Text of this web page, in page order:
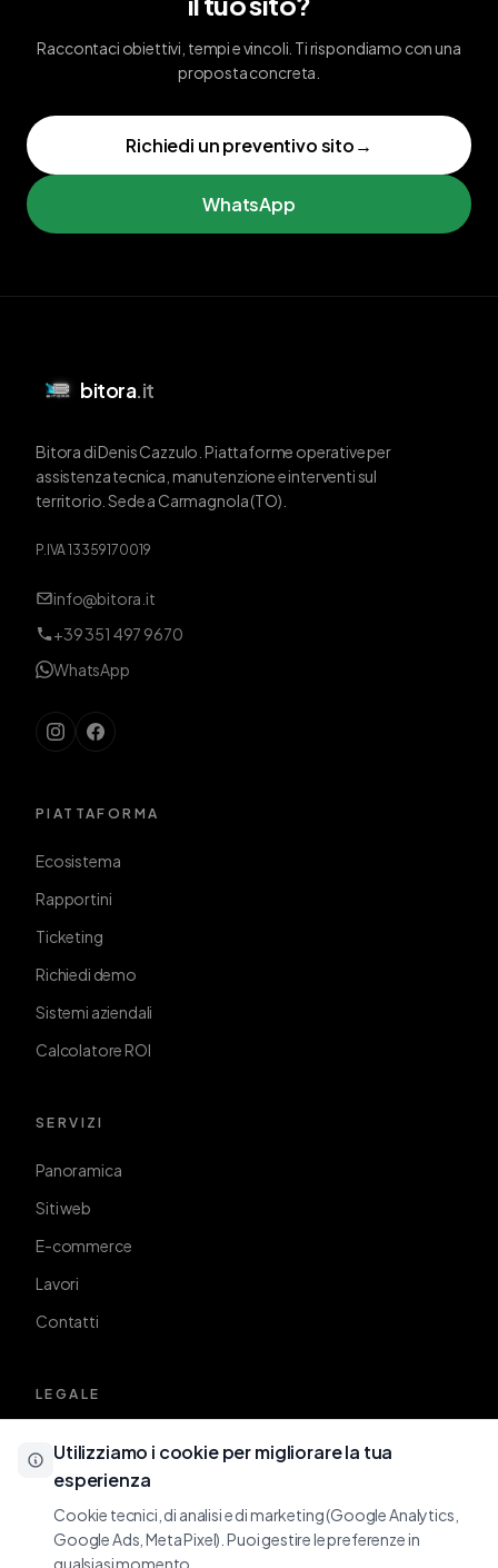
Raccontaci obiettivi, tempi e vincoli. Ti rispondiamo con una
proposta concreta.
Richiedi un preventivo sito→
WhatsApp
bitora.it
Bitora di Denis Cazzulo. Piattaforme operative per
assistenza tecnica, manutenzione e interventi sul
territorio. Sede a Carmagnola (TO).
P.IVA 13359170019
info@bitora.it
+39 351 497 9670
WhatsApp
PIATTAFORMA
Ecosistema
Rapportini
Ticketing
Richiedi demo
Sistemi aziendali
Calcolatore ROI
SERVIZI
Panoramica
Siti web
E-commerce
Lavori
Contatti
LEGALE
Privacy policy
Cookie policy
Utilizziamo i cookie per migliorare la tua
esperienza
Cookie tecnici, di analisi e di marketing (Google Analytics,
Google Ads, Meta Pixel). Puoi gestire le preferenze in
qualsiasi momento.